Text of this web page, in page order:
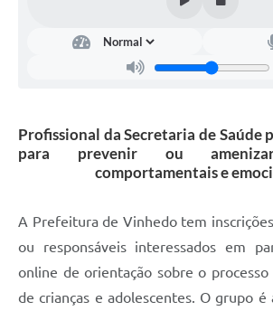
Listagem dos CEPs de Vinhedo
Acesso à Informação
Associação dos Servidores Públicos
Audiências Públicas
Profissional da Secretaria de Saúde
para prevenir ou
comportamentais e
A Prefeitura de Vinhedo tem
ou responsáveis interessados em
online de orientação sobre o
de crianças e adolescentes. O grupo é